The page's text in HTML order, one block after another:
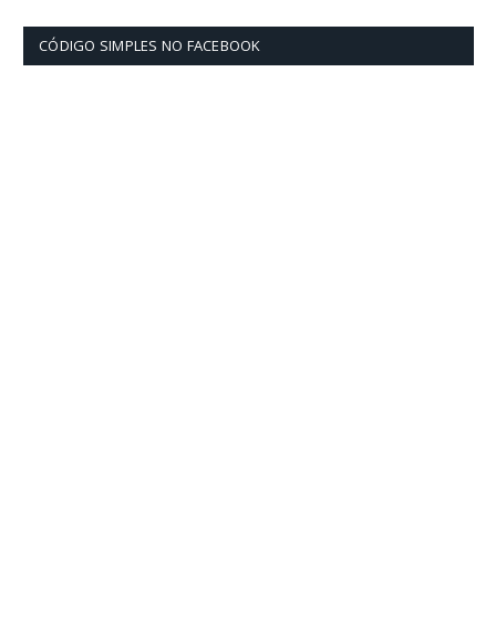
CÓDIGO SIMPLES NO FACEBOOK